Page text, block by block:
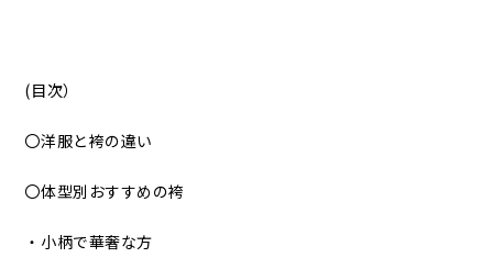
(目次）
〇洋服と袴の違い
〇体型別おすすめの袴
・小柄で華奢な方